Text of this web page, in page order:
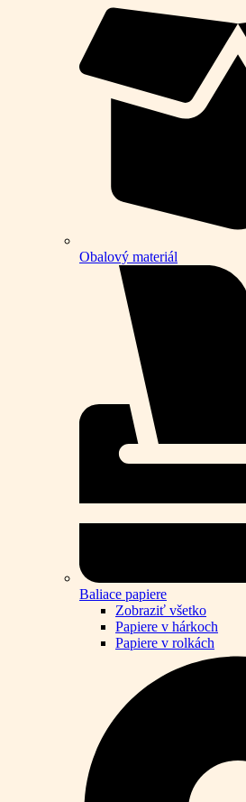
Obalový materiál
Baliace papiere
Zobraziť všetko
Papiere v hárkoch
Papiere v rolkách